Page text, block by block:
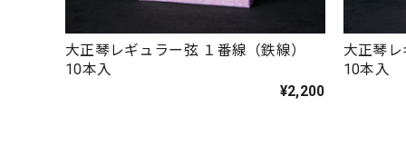
大正琴レギュラー弦 １番線（鉄線）
10本入
¥2,200
大正琴
10本入